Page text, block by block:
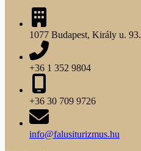
1077 Budapest, Király u. 93.
+36 1 352 9804
+36 30 709 9726
info@falusiturizmus.hu